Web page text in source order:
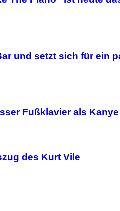
und setzt sich für ein
Fußklavier als
des Kurt Vile